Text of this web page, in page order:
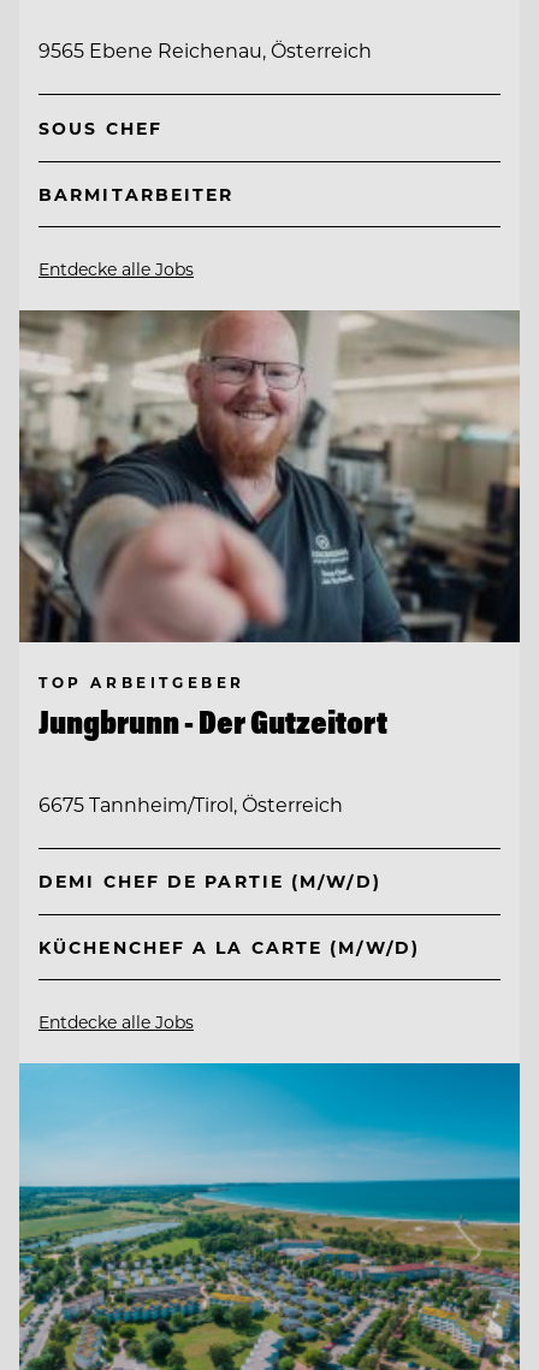
9565 Ebene Reichenau, Österreich
SOUS CHEF
BARMITARBEITER
Entdecke alle Jobs
TOP ARBEITGEBER
Jungbrunn - Der Gutzeitort
6675 Tannheim/Tirol, Österreich
DEMI CHEF DE PARTIE (M/W/D)
KÜCHENCHEF A LA CARTE (M/W/D)
Entdecke alle Jobs